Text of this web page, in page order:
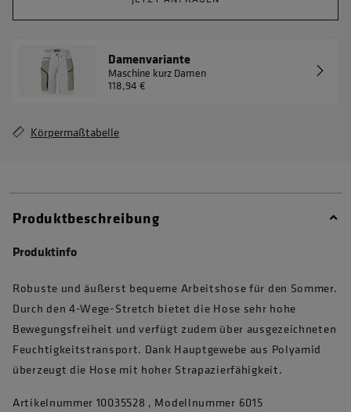
Damenvariante
Maschine kurz Damen
118,94 €
Körpermaßtabelle
Produktbeschreibung
Produktinfo
Robuste und äußerst bequeme Arbeitshose für den Sommer.
Durch den 4-Wege-Stretch bietet die Hose sehr hohe
Bewegungsfreiheit und verfügt zudem über ausgezeichneten
Feuchtigkeitstransport. Dank Hauptgewebe aus Polyamid
überzeugt die Hose mit hoher Strapazierfähigkeit.
Artikelnummer 10035528 , Modellnummer 6015